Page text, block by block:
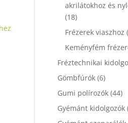
akrilátokhoz és
(18)
Frézerek viaszhoz
Keményfém
Fréztechnikai
Gömbfúrók (6)
Gumi polírozók (44)
Gyémánt kidolgozók